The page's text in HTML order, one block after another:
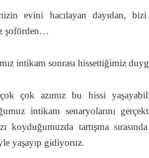
evini hacılayan dayıdan,
şoförden…
intikam sonrası hissettiğimiz
çok azımız bu hissi
intikam senaryolarını
koyduğumuzda tartışma
yaşayıp gidiyoruz.